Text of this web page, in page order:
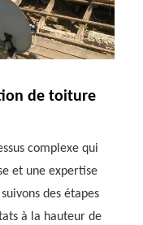
de toiture
complexe qui
et une expertise
des étapes
à la hauteur de